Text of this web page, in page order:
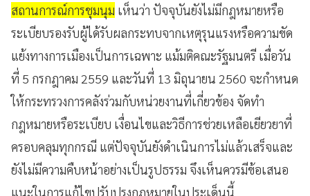
สถานการณ์การชุมนุม เห็นว่า ปัจจุบันยังไม่มีกฎหมายหรือ
ระเบียบรองรับผู้ได้รับผลกระทบจากเหตุรุนแรงหรือความขัด
แย้งทางการเมืองเป็นการเฉพาะ แม้มติคณะรัฐมนตรี เมื่อวัน
ที่ 5 กรกฎาคม 2559 และวันที่ 13 มิถุนายน 2560 จะกำหนด
ให้กระทรวงการคลังร่วมกับหน่วยงานที่เกี่ยวข้อง จัดทำ
กฎหมายหรือระเบียบ เงื่อนไขและวิธีการช่วยเหลือเยียวยาที่
ครอบคลุมทุกกรณี แต่ปัจจุบันยังดำเนินการไม่แล้วเสร็จและ
ยังไม่มีความคืบหน้าอย่างเป็นรูปธรรม จึงเห็นควรมีข้อเสนอ
แนะในการแก้ไขปรับปรุงกฎหมายในประเด็นนี้